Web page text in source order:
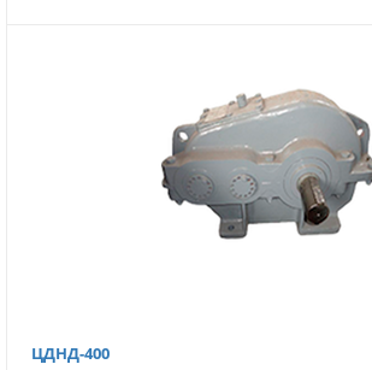
ЦДНД-400